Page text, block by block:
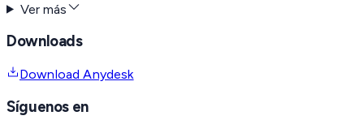
Ver más
Downloads
Download Anydesk
Síguenos en